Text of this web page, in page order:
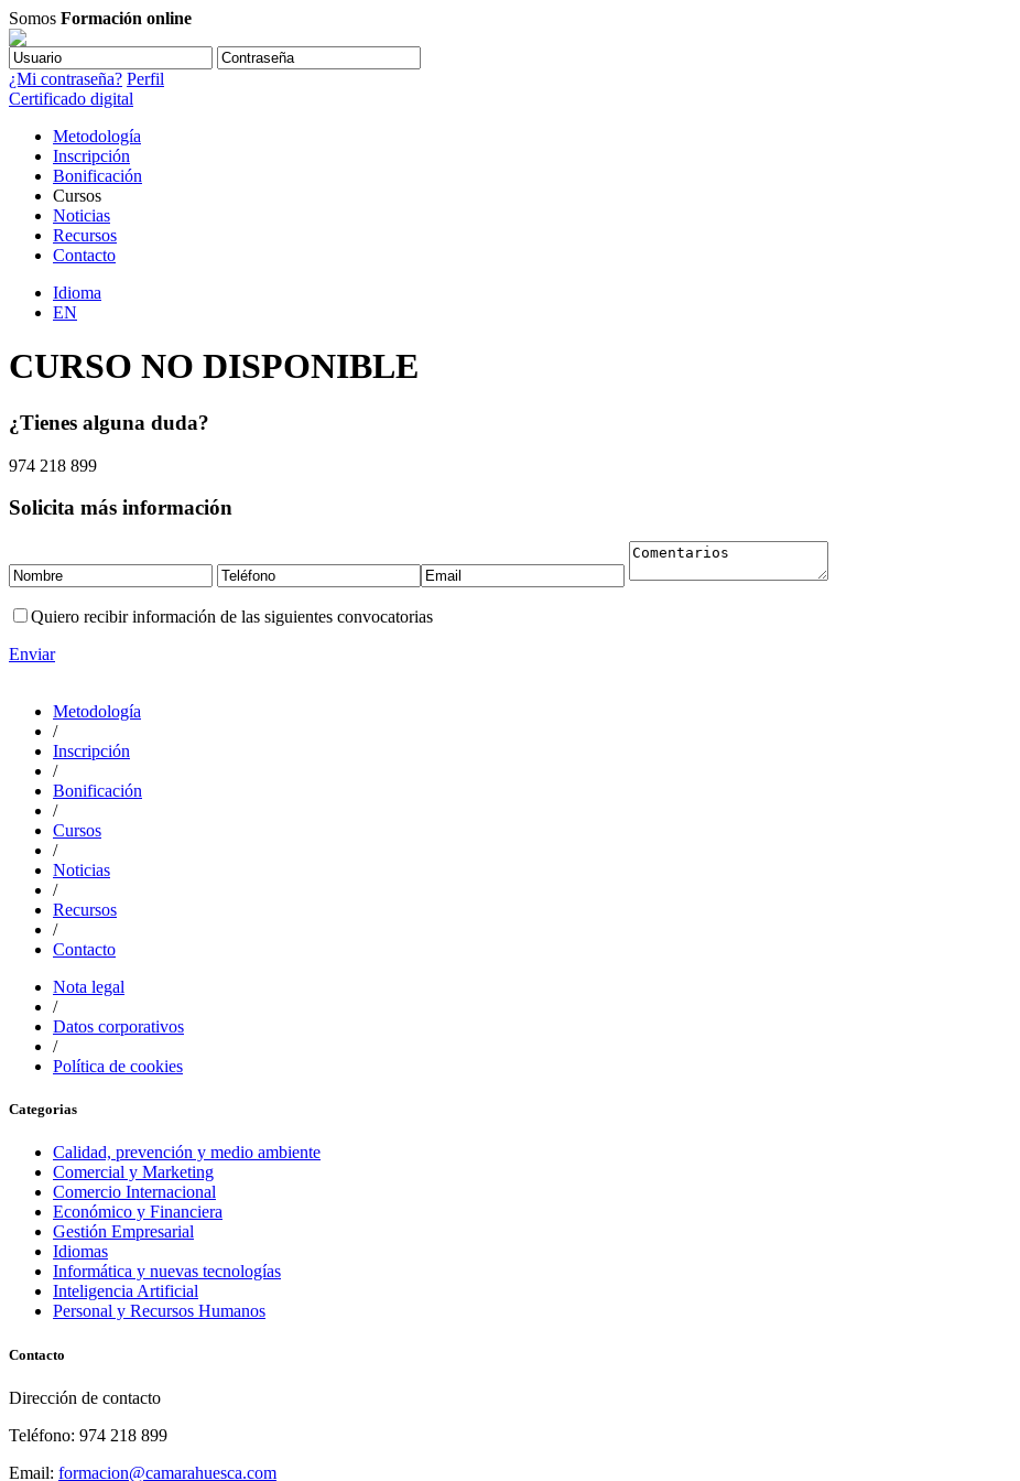
Somos Formación online
¿Mi contraseña? Perfil
Certificado digital
Metodología
Inscripción
Bonificación
Cursos
Noticias
Recursos
Contacto
Idioma
EN
CURSO NO DISPONIBLE
¿Tienes alguna duda?
974 218 899
Solicita más información
Quiero recibir información de las siguientes convocatorias
Enviar
Metodología
/
Inscripción
/
Bonificación
/
Cursos
/
Noticias
/
Recursos
/
Contacto
Nota legal
/
Datos corporativos
/
Política de cookies
Categorias
Calidad, prevención y medio ambiente
Comercial y Marketing
Comercio Internacional
Económico y Financiera
Gestión Empresarial
Idiomas
Informática y nuevas tecnologías
Inteligencia Artificial
Personal y Recursos Humanos
Contacto
Dirección de contacto
Teléfono: 974 218 899
Email: formacion@camarahuesca.com